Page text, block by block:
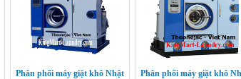
Phân phối máy giặt khô Nhật
Phân phối máy giặt khô